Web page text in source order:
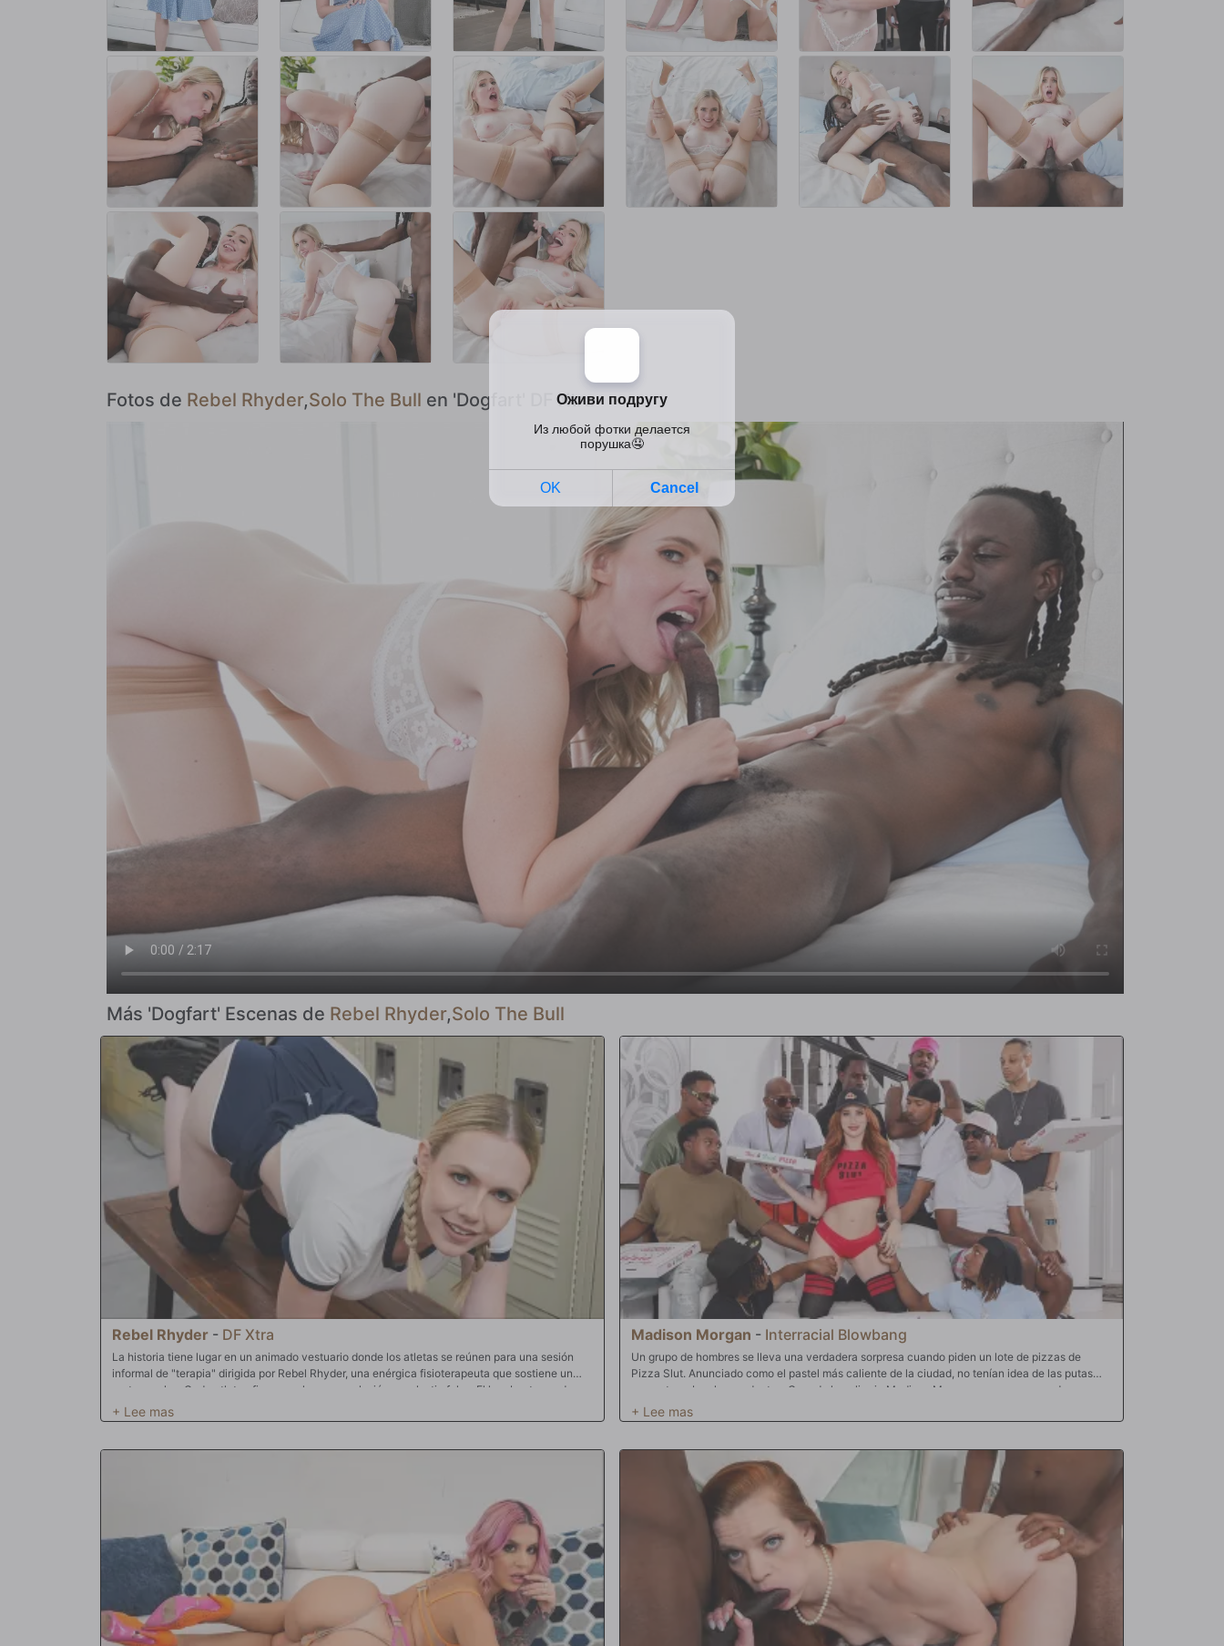
Fotos de Rebel Rhyder,Solo The Bull en 'Dogfart' DF Xtra
Más 'Dogfart' Escenas de Rebel Rhyder,Solo The Bull
Rebel Rhyder - DF Xtra
La historia tiene lugar en un animado vestuario donde los atletas se reúnen para una sesión
informal de "terapia" dirigida por Rebel Rhyder, una enérgica fisioterapeuta que sostiene un
portapapeles. Cada atleta afirma con humor una lesión o molestia falsa. El hombro tenso de
Scott P, la distensión teatral de la rodilla de Goldey, el dolor de espalda exagerado de Kris K y
los calambres de risa de Solo The Bull se presentan como agravios cómicos. Rebel Rhyder
Madison Morgan - Interracial Blowbang
Un grupo de hombres se lleva una verdadera sorpresa cuando piden un lote de pizzas de
Pizza Slut. Anunciado como el pastel más caliente de la ciudad, no tenían idea de las putas
que entregaban los productos. Cuando la pelirroja Madison Morgan aparece cargando una
enorme pila de pizzas, todo lo que puede ver es un montón de carne de hombre empacada en
ropa interior. Esta chica tiene hambre y la pizza no es lo que quiere. No señor: Madison está
de hombre. No hace falta mucho para que estos tipos dejen caer sus cajones y saquen algunos
destrozadores de coños de tamaño gigantesco serios. Como un turista en un buffet de Las
Vegas, Madison pronto queda enterrada en una pila de gallos. Como anguilas chapoteando en
un océano de saliva, las pollas están por toda su cara y se deslizan hacia su boca. Maldita sea,
esto sabe bien. Madison está justo donde quiere estar: el centro de atención. Está chupando y
sorbiendo tan rápido como puede, pero incluso Madison sabe que va a tener que sacar otra
arma de su arsenal para quitarse todas estas pollas. Verás, Madison es de la escuela de las
mejores mamadas que se hacen con tu coño y pronto tiene su garaje de pollas rosadas puesto
a pleno uso mientras uno tras otro de los torpedos que buscan amor duro como una roca
invaden su espacio femenino. Con las pollas penetrando profundamente en su boca y más
profundamente en su coño, pronto las tiene todas listas para eructar esa dulce y salada
mantequilla de nueces. Disfrutando de su momento de centro indiscutible, disfruta de la gloria